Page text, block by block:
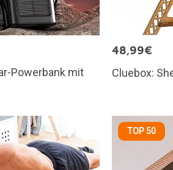
Powerbank mit
48,99€
Cluebox:
TOP 50